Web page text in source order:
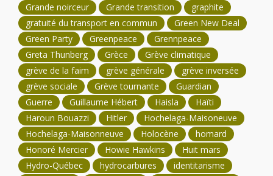
Grande noirceur
Grande transition
graphite
gratuité du transport en commun
Green New Deal
Green Party
Greenpeace
Grennpeace
Greta Thunberg
Grèce
Grève climatique
grève de la faim
grève générale
grève inversée
grève sociale
Grève tournante
Guardian
Guerre
Guillaume Hébert Haisla
Haïti
Haroun Bouazzi
Hitler
Hochelaga-Maisoneuve
Hochelaga-Maisonneuve
Holocène
homard
Honoré Mercier
Howie Hawkins
Huit mars
Hydro-Québec
hydrocarbures
identitarisme